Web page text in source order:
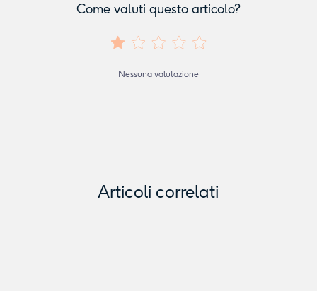
Come valuti questo articolo?
Nessuna valutazione
Articoli correlati